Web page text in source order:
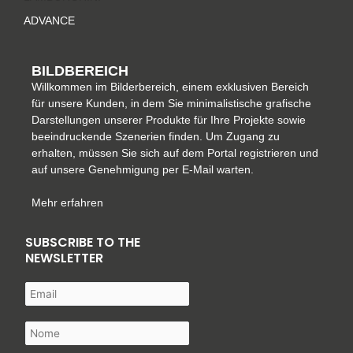
f
ADVANCE
BILDBEREICH
Willkommen im Bilderbereich, einem exklusiven Bereich
für unsere Kunden, in dem Sie minimalistische grafische
Darstellungen unserer Produkte für Ihre Projekte sowie
beeindruckende Szenerien finden. Um Zugang zu
erhalten, müssen Sie sich auf dem Portal registrieren und
auf unsere Genehmigung per E-Mail warten.
Mehr erfahren
SUBSCRIBE TO THE
NEWSLETTER